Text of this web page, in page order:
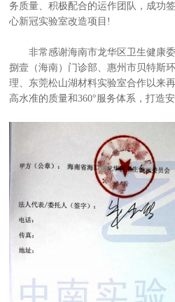
务质量、积极配合的运作团队，成功
心新冠实验室改造项目!
非常感谢海南市龙华区卫生健康委
捌壹（海南）门诊部、惠州市贝特斯
理、东莞松山湖材料实验室合作以来
高水准的质量和360°服务体系，打造